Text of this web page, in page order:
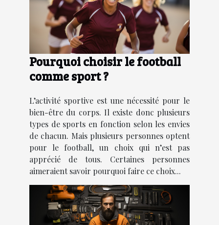
Pourquoi choisir le football
comme sport ?
L’activité sportive est une nécessité pour le
bien-être du corps. Il existe donc plusieurs
types de sports en fonction selon les envies
de chacun. Mais plusieurs personnes optent
pour le football, un choix qui n’est pas
apprécié de tous. Certaines personnes
aimeraient savoir pourquoi faire ce choix...